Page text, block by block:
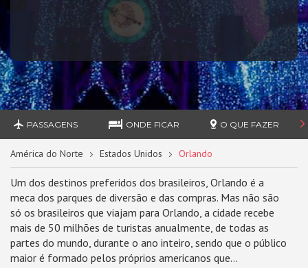
PASSAGENS ONDE FICAR O QUE FAZER
América do Norte Estados Unidos Orlando
Um dos destinos preferidos dos brasileiros, Orlando é a
meca dos parques de diversão e das compras. Mas não são
só os brasileiros que viajam para Orlando, a cidade recebe
mais de 50 milhões de turistas anualmente, de todas as
partes do mundo, durante o ano inteiro, sendo que o público
maior é formado pelos próprios americanos que...